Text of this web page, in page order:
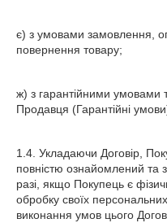
є) з умовами замовлення,
повернення товару;
ж) з гарантійними умовами
Продавця (Гарантійні
1.4. Укладаючи Договір,
повністю ознайомлений та
разі, якщо Покупець є
обробку своїх
виконання умов цього